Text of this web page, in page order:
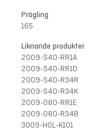
Prägling
165
Liknande produkter
2009-S40-RR1A
2009-S40-RR1D
2009-S40-R34R
2009-S40-R34K
2009-080-RR1E
2009-080-R34B
3009-HGL-K101